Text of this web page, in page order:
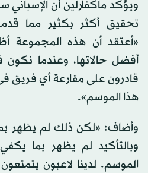
ويؤكد ماكفارلين أن
تحقيق أكثر بكثير مما
«أعتقد أن هذه المجموعة
أفضل حالاتها، وعندما نكون
قادرون على مقارعة أي فريق
هذا الموسم».
وأضاف: «لكن ذلك لم يظهر
وبالتأكيد لم يظهر بما
الموسم. لدينا لاعبون